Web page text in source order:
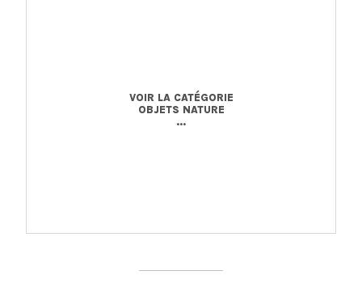
VOIR LA CATÉGORIE
OBJETS NATURE
...